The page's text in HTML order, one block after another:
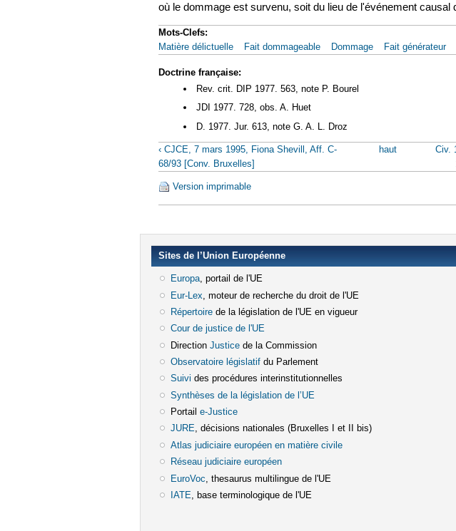
où le dommage est survenu, soit du lieu de l'événement causal
Mots-Clefs:
Matière délictuelle
Fait dommageable Dommage Fait générateur
Doctrine française:
Rev. crit. DIP 1977. 563, note P. Bourel
JDI 1977. 728, obs. A. Huet
D. 1977. Jur. 613, note G. A. L. Droz
‹ CJCE, 7 mars 1995, Fiona Shevill, Aff. C-
68/93 [Conv. Bruxelles]
haut
Civ.
Version imprimable
Sites de l’Union Européenne
Europa(le lien est externe)
, portail de l'UE
Eur-Lex (le lien est externe)
, moteur de recherche du droit de l'UE
Répertoire(le lien est externe)
de la législation de l'UE en vigueur
Cour de justice de l'UE(le lien est externe)
Direction Justice(le lien est externe)
de la Commission
Observatoire législatif(le lien est externe)
du Parlement
Suivi (le lien est externe)
des procédures interinstitutionnelles
Synthèses de la législation de l’UE
Portail e-Justice(le lien est externe)
JURE(le lien est externe)
, décisions nationales (Bruxelles I et II bis)
Atlas judiciaire européen en matière civile(le lien est externe)
Réseau judiciaire européen(le lien est externe)
EuroVoc (le lien est externe)
, thesaurus multilingue de l'UE
IATE (le lien est externe)
, base terminologique de l'UE